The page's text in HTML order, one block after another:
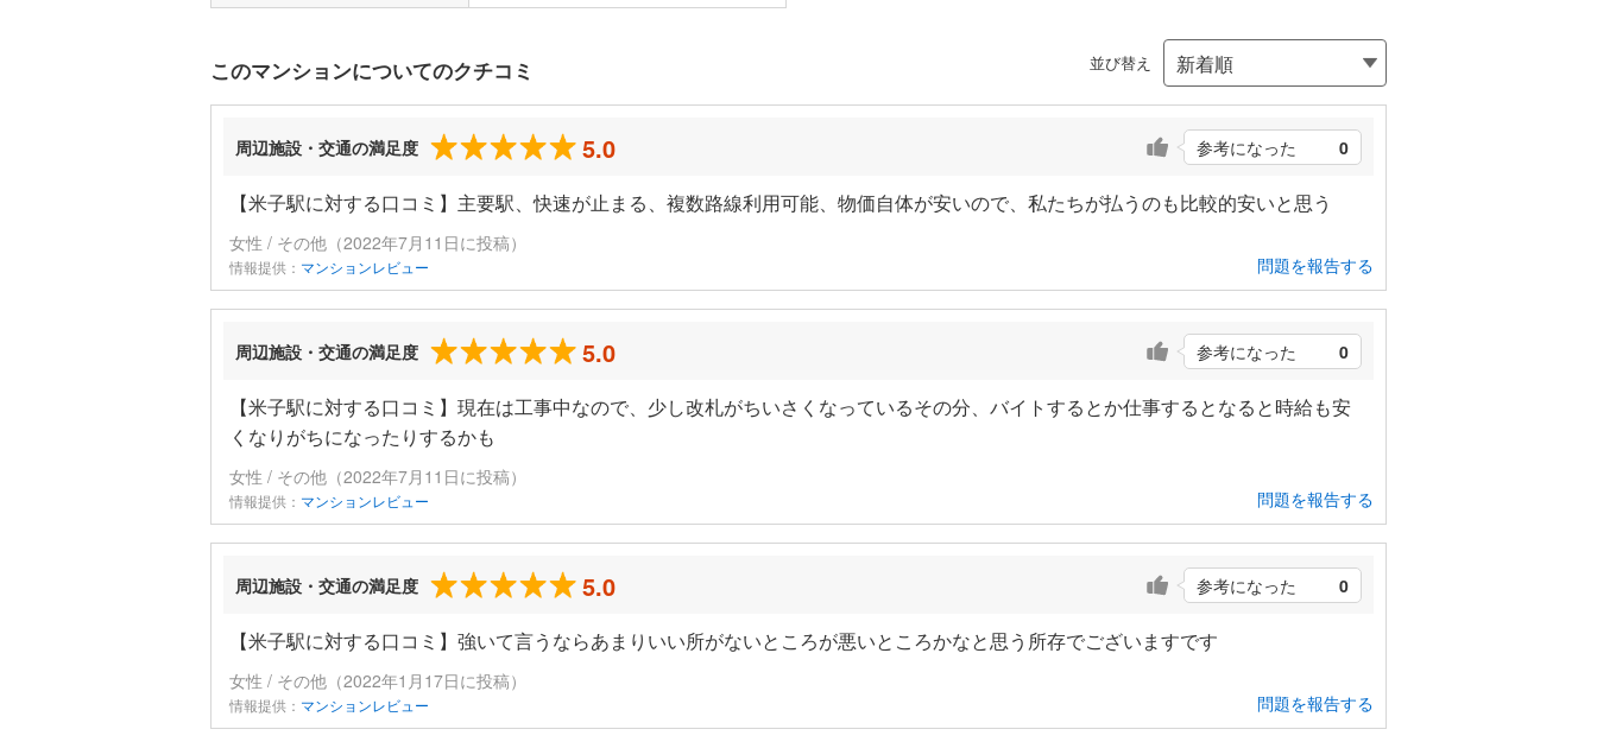
このマンションについてのクチコミ 並び替え
周辺施設・交通の満足度 5.0 参考になった 0
【米子駅に対する口コミ】主要駅、快速が止まる、複数路線利用可能、物価自体が安いので、私たちが払うのも比較的安いと思う
女性 / その他（2022年7月11日に投稿）
情報提供： マンションレビュー 問題を報告する
周辺施設・交通の満足度 5.0 参考になった 0
【米子駅に対する口コミ】現在は工事中なので、少し改札がちいさくなっているその分、バイトするとか仕事するとなると時給も安
くなりがちになったりするかも
女性 / その他（2022年7月11日に投稿）
情報提供： マンションレビュー 問題を報告する
周辺施設・交通の満足度 5.0 参考になった 0
【米子駅に対する口コミ】強いて言うならあまりいい所がないところが悪いところかなと思う所存でございますです
女性 / その他（2022年1月17日に投稿）
情報提供： マンションレビュー 問題を報告する